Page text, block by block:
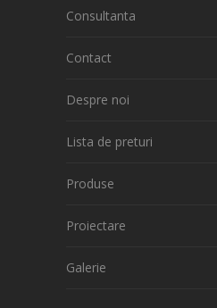
Consultanta
Contact
Despre noi
Lista de preturi
Produse
Proiectare
Galerie